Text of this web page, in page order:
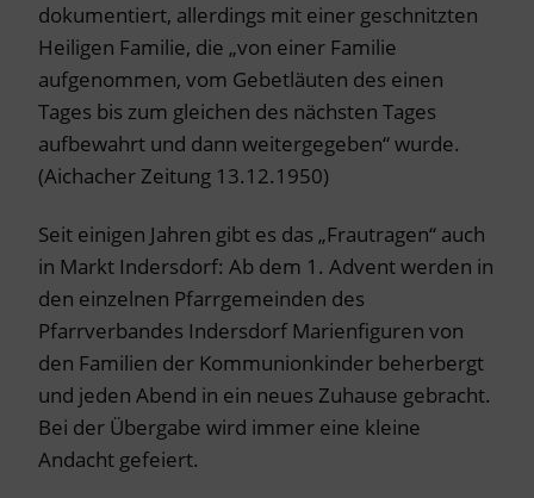
dokumentiert, allerdings mit einer geschnitzten
Heiligen Familie, die „von einer Familie
aufgenommen, vom Gebetläuten des einen
Tages bis zum gleichen des nächsten Tages
aufbewahrt und dann weitergegeben“ wurde.
(Aichacher Zeitung 13.12.1950)
Seit einigen Jahren gibt es das „Frautragen“ auch
in Markt Indersdorf: Ab dem 1. Advent werden in
den einzelnen Pfarrgemeinden des
Pfarrverbandes Indersdorf Marienfiguren von
den Familien der Kommunionkinder beherbergt
und jeden Abend in ein neues Zuhause gebracht.
Bei der Übergabe wird immer eine kleine
Andacht gefeiert.